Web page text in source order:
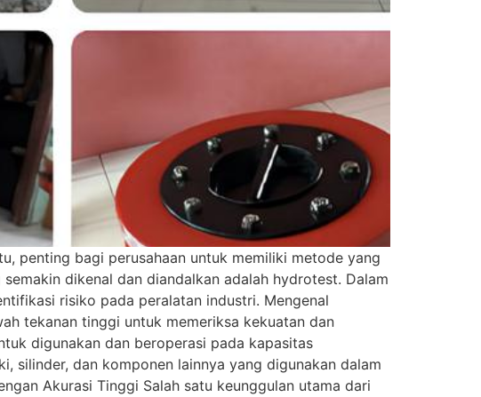
penting bagi perusahaan untuk memiliki metode yang
dikenal dan diandalkan adalah hydrotest. Dalam
risiko pada peralatan industri. Mengenal
tekanan tinggi untuk memeriksa kekuatan dan
digunakan dan beroperasi pada kapasitas
silinder, dan komponen lainnya yang digunakan dalam
Akurasi Tinggi Salah satu keunggulan utama dari